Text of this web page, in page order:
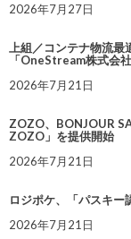
2026年7月27日
上組／コンテナ物流
「OneStream株式会
2026年7月21日
ZOZO、BONJOUR
ZOZO」を提供開始
2026年7月21日
ロジポケ、「パスキー
2026年7月21日